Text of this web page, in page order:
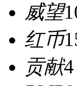
威望
红币
贡献4